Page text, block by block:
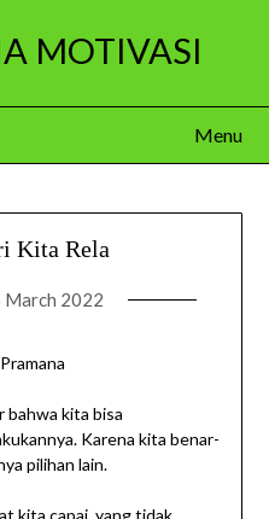
MOTIVASI
Menu
Kita Rela
March 2022
bahwa kita bisa
Karena kita benar-
pilihan lain.